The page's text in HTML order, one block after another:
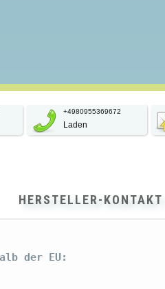
+4980955369672
Laden
HERSTELLER-KONTAKT
der EU: